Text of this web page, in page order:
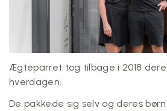
Ægteparret tog tilbage i 2018
hverdagen.
De pakkede sig selv og deres